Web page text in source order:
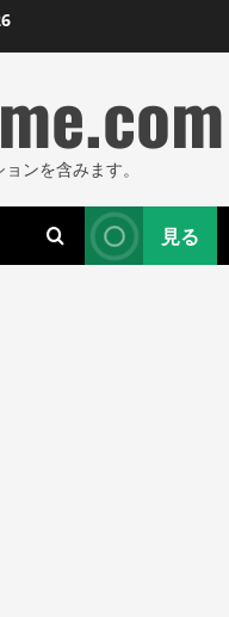
ンを含みます。
見る